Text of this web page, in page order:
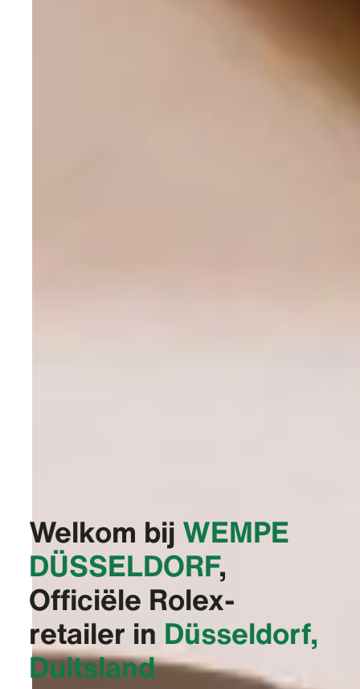
Welkom bij ‭WEMPE
DÜSSELDORF‬,
Officiële Rolex-
retailer in Düsseldorf,
Duitsland